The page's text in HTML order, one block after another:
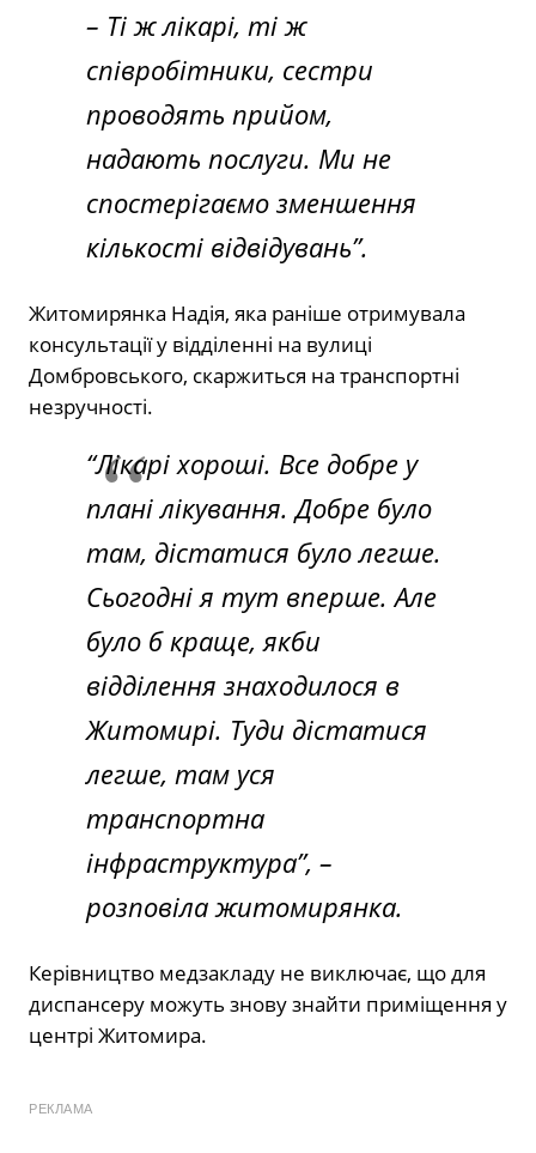
– Ті ж лікарі, ті ж
співробітники, сестри
проводять прийом,
надають послуги. Ми не
спостерігаємо зменшення
кількості відвідувань”.
Житомирянка Надія, яка раніше отримувала
консультації у відділенні на вулиці
Домбровського, скаржиться на транспортні
незручності.
“Лікарі хороші. Все добре у
плані лікування. Добре було
там, дістатися було легше.
Сьогодні я тут вперше. Але
було б краще, якби
відділення знаходилося в
Житомирі. Туди дістатися
легше, там уся
транспортна
інфраструктура”, –
розповіла житомирянка.
Керівництво медзакладу не виключає, що для
диспансеру можуть знову знайти приміщення у
центрі Житомира.
РЕКЛАМА